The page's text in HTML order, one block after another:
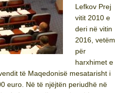
Lefkov Prej
vitit 2010 e
deri në vitin
2016, vetëm
për
harxhimet e
të Maqedonisë mesatarisht i
euro. Në të njëjtën periudhë në